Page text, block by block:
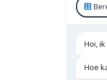
Hoi,
Hoe